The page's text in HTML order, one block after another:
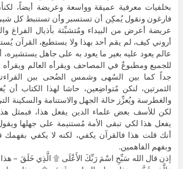
بخلفيات معرفية عميقة وواسعة وعريضة أيضاً،
فارغون ونقول يُمكِن أن تستسبر وأن تستنبط كل
عريضة أعرض من البيداء ومُتشبِّثة بأذيال الفراغ
أروني كيف، لم يقم أحد بهذا ولا يستطيع، القرآن
عالم يعود عليه بغير ما يعود به على جاهل
للجميع ومطبوعٌ في المصاحف ويقرأه العالم
جداً كما بين السُهى وشمس الضُحى ببن
الثمرتين، لنكن مُتواضِعين، حاشا لهذا الكتاب أن
والغطرسة ويُعزِّز حالة الجهل والاستنامة والسكينة
لكن للأسف بعض علماء الدين يفعل هذا، فبمثل
يفعل هذا لكي تبقى الأمة مُستنيمة على جهلها
أنك قلت هذا فالقرآن يكفي، لكنه لا يكفي بفهمك
وبفهم الفاهمين.
إذن قال الله سَبِّحِ اسْمَ رَبِّكَ الأَعْلَى ۩ الَّذِي خَلَقَ –